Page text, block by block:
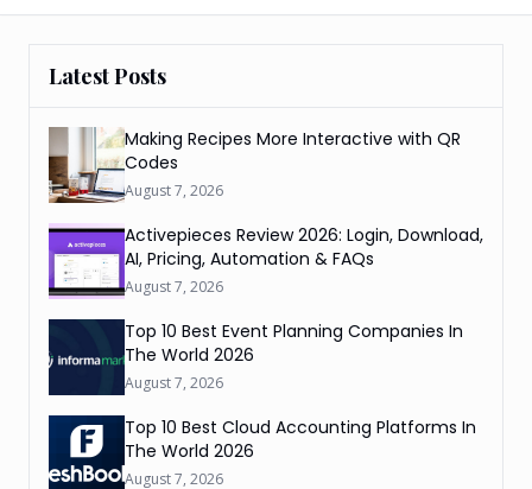
Latest Posts
Making Recipes More Interactive with QR
Codes
August 7, 2026
Activepieces Review 2026: Login, Download,
AI, Pricing, Automation & FAQs
August 7, 2026
Top 10 Best Event Planning Companies In
The World 2026
August 7, 2026
Top 10 Best Cloud Accounting Platforms In
The World 2026
August 7, 2026